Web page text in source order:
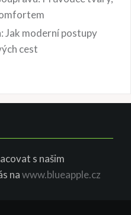
Jak moderní postupy
cest
s našim
nawww.blueapple.cz